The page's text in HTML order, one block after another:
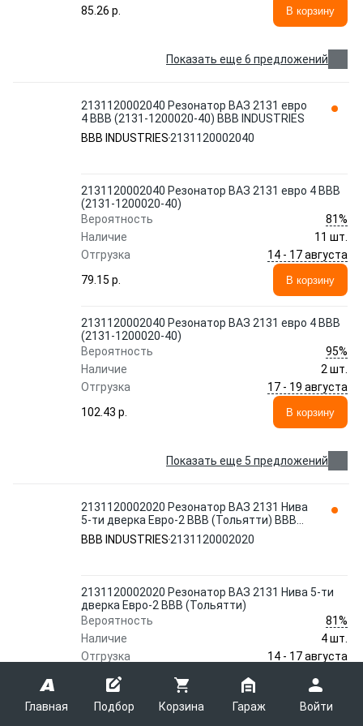
Главная Подбор Корзина Гараж Войти
85.26 p.
В корзину
Показать еще 6 предложений
2131120002040 Резонатор ВАЗ 2131 евро
4 ВВВ (2131-1200020-40) BBB INDUSTRIES
BBB INDUSTRIES 2131120002040
2131120002040 Резонатор ВАЗ 2131 евро 4 ВВВ
(2131-1200020-40)
Вероятность
81%
Наличие
11 шт.
Отгрузка
14 - 17 августа
79.15 p.
В корзину
2131120002040 Резонатор ВАЗ 2131 евро 4 ВВВ
(2131-1200020-40)
Вероятность
95%
Наличие
2 шт.
Отгрузка
17 - 19 августа
102.43 p.
В корзину
Показать еще 5 предложений
2131120002020 Резонатор ВАЗ 2131 Нива
5-ти дверка Евро-2 ВВВ (Тольятти) BBB
INDUSTRIES
BBB INDUSTRIES 2131120002020
2131120002020 Резонатор ВАЗ 2131 Нива 5-ти
дверка Евро-2 ВВВ (Тольятти)
Вероятность
81%
Наличие
4 шт.
Отгрузка
14 - 17 августа
81.80 p.
В корзину